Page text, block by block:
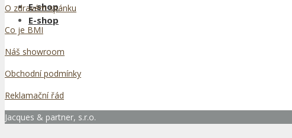
E-shop
E-shop
O zdravém spánku
Co je BMI
Náš showroom
Obchodní podmínky
Reklamační řád
Jacques & partner, s.r.o.